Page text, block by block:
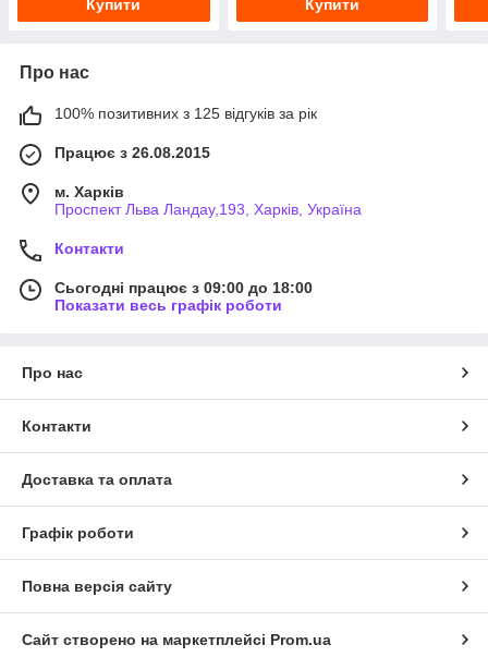
Купити Купити
Про нас
100% позитивних з 125 відгуків за рік
Працює з 26.08.2015
м. Харків
Проспект Льва Ландау,193, Харків, Україна
Контакти
Сьогодні працює з 09:00 до 18:00
Показати весь графік роботи
Про нас
Контакти
Доставка та оплата
Графік роботи
Повна версія сайту
Сайт створено на маркетплейсі Prom.ua